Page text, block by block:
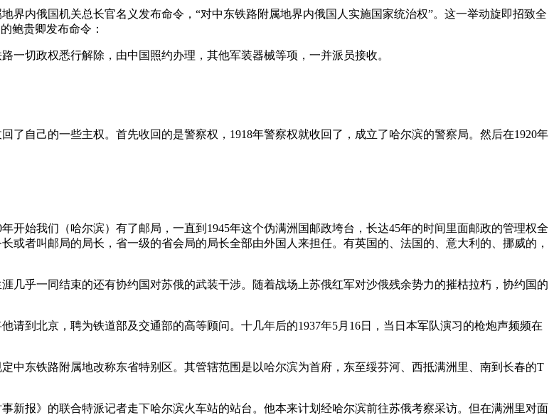
界内俄国机关总长官名义发布命令，“对中东铁路附属地界内俄国人实施国家统治权”。这一举动旋即招致全
鲍贵卿发布命令：
切政权悉行解除，由中国照约办理，其他军装器械等项，一并派员接收。
自己的一些主权。首先收回的是警察权，1918年警察权就收回了，成立了哈尔滨的警察局。然后在1920年
开始我们（哈尔滨）有了邮局，一直到1945年这个伪满洲国邮政垮台，长达45年的时间里面邮政的管理权全
者叫邮局的局长，省一级的省会局的局长全部由外国人来担任。有英国的、法国的、意大利的、挪威的，
几乎一同结束的还有协约国对苏俄的武装干涉。随着战场上苏俄红军对沙俄残余势力的摧枯拉朽，协约国的
到北京，聘为铁道部及交通部的高等顾问。十几年后的1937年5月16日，当日本军队演习的枪炮声频频在
中东铁路附属地改称东省特别区。其管辖范围是以哈尔滨为首府，东至绥芬河、西抵满洲里、南到长春的T
新报》的联合特派记者走下哈尔滨火车站的站台。他本来计划经哈尔滨前往苏俄考察采访。但在满洲里对面